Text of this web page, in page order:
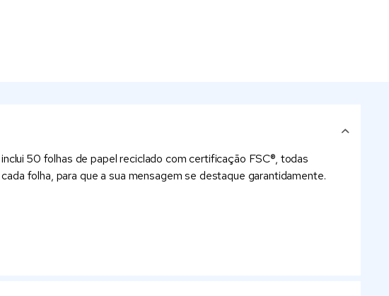
50 folhas de papel reciclado com certificação FSC®, todas
folha, para que a sua mensagem se destaque garantidamente.